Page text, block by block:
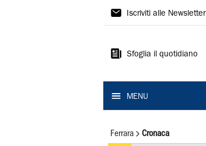
La
Ferrara
Iscriviti alle Newsletter
Sfoglia il quotidiano
MENU
Ferrara Cronaca